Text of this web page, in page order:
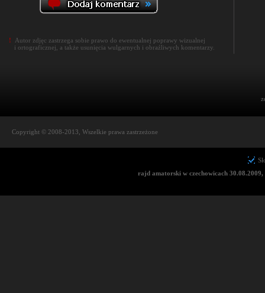
! Autor zdjęc zastrzega sobie prawo do ewentualnej poprawy wizualnej
i ortograficznej, a także usunięcia wulgarnych i obraźliwych komentarzy.
Copyright © 2008-2013, Wszelkie prawa zastrzeżone
rajd amatorski w czechowicach